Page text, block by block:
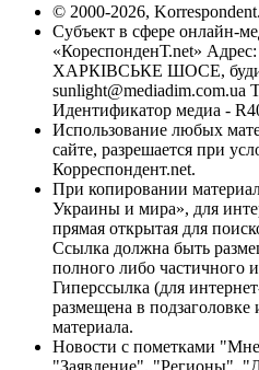
© 2000-2026,
Субъект в сфере онлайн-
«КореспонденТ.net» Адрес:
ХАРКІВСЬКЕ ШОСЕ,
sunlight@mediadim.com.ua
Идентификатор медиа -
Использование любых
сайте, разрешается при
Корреспондент.net.
При копировании
Украины и мира», для
прямая открытая для
Ссылка должна быть
полного либо частичного
Гиперссылка (для
размещена в подзаголовке
материала.
Новости с пометками
"Заявление", "Регионы",